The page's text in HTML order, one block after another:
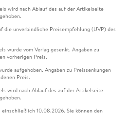
wird nach Ablauf des auf der Artikelseite
die unverbindliche Preisempfehlung (UVP) des
wurde vom Verlag gesenkt. Angaben zu
vorherigen Preis.
aufgehoben. Angaben zu Preissenkungen
Preis.
wird nach Ablauf des auf der Artikelseite
10.08.2026. Sie können den